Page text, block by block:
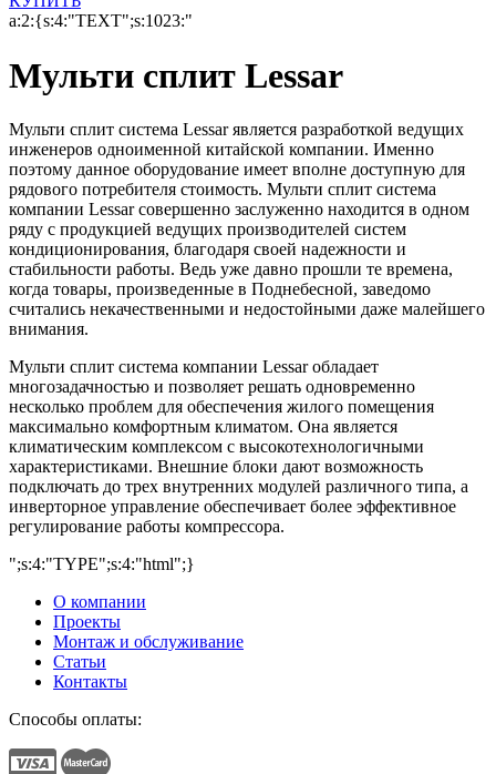
a:2:{s:4:"TEXT";s:1023:"
Мульти сплит Lessar
Мульти сплит система Lessar является разработкой ведущих
инженеров одноименной китайской компании. Именно
поэтому данное оборудование имеет вполне доступную для
рядового потребителя стоимость. Мульти сплит система
компании Lessar совершенно заслуженно находится в одном
ряду с продукцией ведущих производителей систем
кондиционирования, благодаря своей надежности и
стабильности работы. Ведь уже давно прошли те времена,
когда товары, произведенные в Поднебесной, заведомо
считались некачественными и недостойными даже малейшего
внимания.
Мульти сплит система компании Lessar обладает
многозадачностью и позволяет решать одновременно
несколько проблем для обеспечения жилого помещения
максимально комфортным климатом. Она является
климатическим комплексом с высокотехнологичными
характеристиками. Внешние блоки дают возможность
подключать до трех внутренних модулей различного типа, а
инверторное управление обеспечивает более эффективное
регулирование работы компрессора.
";s:4:"TYPE";s:4:"html";}
О компании
Проекты
Монтаж и обслуживание
Статьи
Контакты
Способы оплаты: